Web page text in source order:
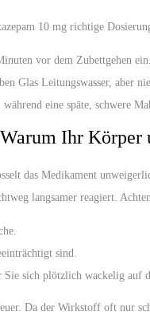
10 mg richtige
vor dem Zubettgehen ein.
Glas Leitungswasser, aber
eine späte, schwere
Ihr Körper
das Medikament
langsamer reagiert.
sind.
sich plötzlich wackelig auf
Da der Wirkstoff oft nur